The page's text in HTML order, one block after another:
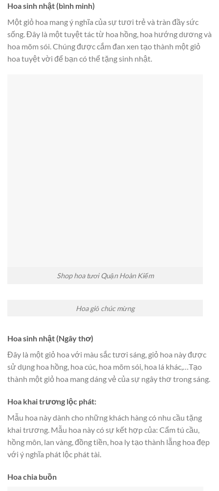
Hoa sinh nhật (bình minh)
Một giỏ hoa mang ý nghĩa của sự tươi trẻ và tràn đầy sức
sống. Đây là một tuyệt tác từ hoa hồng, hoa hướng dương và
hoa mõm sói. Chúng được cắm đan xen tạo thành một giỏ
hoa tuyệt vời để bạn có thể tặng sinh nhật.
Shop hoa tươi Quận Hoàn Kiếm
Hoa giỏ chúc mừng
Hoa sinh nhật (Ngây thơ)
Đây là một giỏ hoa với màu sắc tươi sáng, giỏ hoa này được
sử dụng hoa hồng, hoa cúc, hoa mõm sói, hoa lá khác,…Tạo
thành một giỏ hoa mang dáng vẻ của sự ngây thơ trong sáng.
Hoa khai trương lộc phát:
Mẫu hoa này dành cho những khách hàng có nhu cầu tặng
khai trương. Mẫu hoa này có sự kết hợp của: Cẩm tú cầu,
hồng môn, lan vàng, đồng tiền, hoa ly tạo thành lẵng hoa đẹp
với ý nghĩa phát lộc phát tài.
Hoa chia buồn